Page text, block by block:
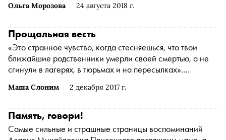
Ольга Морозова 24 августа 2018 г.
мемуарах Small Fry, и хочет, чтобы читатель простил его
Маша Слоним 2 декабря 2017 г.
Прощальная весть
«Это странное чувство, когда стесняешься, что твои
ближайшие родственники умерли своей смертью, а не
сгинули в лагерях, в тюрьмах и на пересылках».
рассказ о своей легендарной семье и письме от
Память, говори!
Самые сильные и страшные страницы воспоминаний